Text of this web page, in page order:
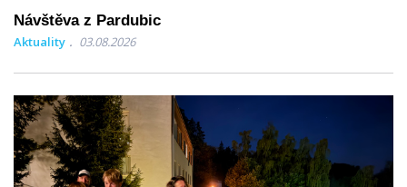
Návštěva z Pardubic
Aktuality 03.08.2026